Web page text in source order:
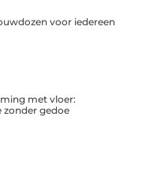
voor iedereen
met vloer:
gedoe